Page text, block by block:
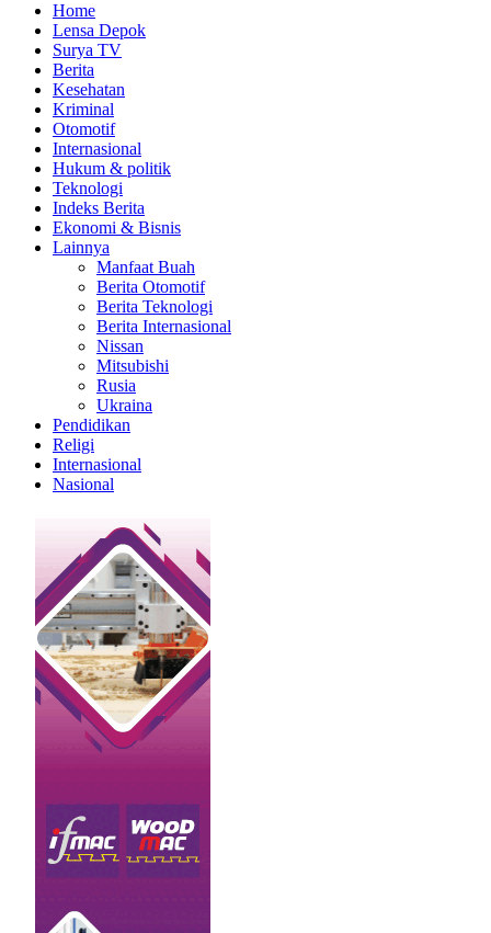
Home
Lensa Depok
Surya TV
Berita
Kesehatan
Kriminal
Otomotif
Internasional
Hukum & politik
Teknologi
Indeks Berita
Ekonomi & Bisnis
Lainnya
Manfaat Buah
Berita Otomotif
Berita Teknologi
Berita Internasional
Nissan
Mitsubishi
Rusia
Ukraina
Pendidikan
Religi
Internasional
Nasional